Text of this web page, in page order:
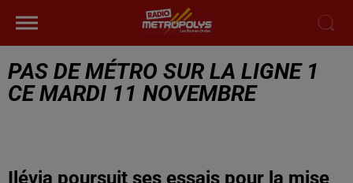
PAS DE MÉTRO SUR LA LIGNE 1
CE MARDI 11 NOVEMBRE
Ilévia poursuit ses essais pour la mise